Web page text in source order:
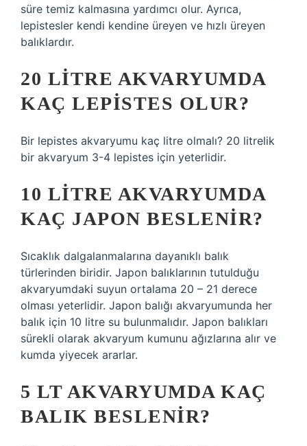
süre temiz kalmasına yardımcı olur. Ayrıca,
lepistesler kendi kendine üreyen ve hızlı üreyen
balıklardır.
20 LITRE AKVARYUMDA
KAÇ LEPISTES OLUR?
Bir lepistes akvaryumu kaç litre olmalı? 20 litrelik
bir akvaryum 3-4 lepistes için yeterlidir.
10 LITRE AKVARYUMDA
KAÇ JAPON BESLENIR?
Sıcaklık dalgalanmalarına dayanıklı balık
türlerinden biridir. Japon balıklarının tutulduğu
akvaryumdaki suyun ortalama 20 – 21 derece
olması yeterlidir. Japon balığı akvaryumunda her
balık için 10 litre su bulunmalıdır. Japon balıkları
sürekli olarak akvaryum kumunu ağızlarına alır ve
kumda yiyecek ararlar.
5 LT AKVARYUMDA KAÇ
BALIK BESLENIR?